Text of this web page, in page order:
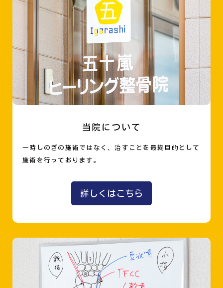
当院について
一時しのぎの施術ではなく、治すことを最終目的として
施術を行っております。
詳しくはこちら